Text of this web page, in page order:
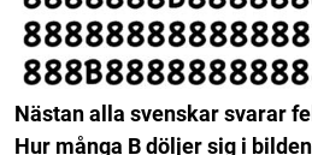
Nästan alla svenskar svarar
Hur många B döljer sig i